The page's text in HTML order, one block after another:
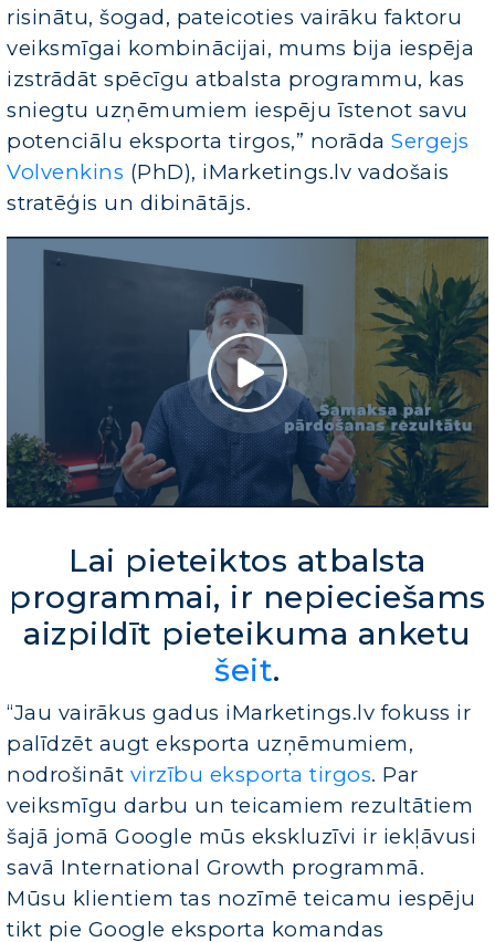
risinātu, šogad, pateicoties vairāku faktoru
veiksmīgai kombinācijai, mums bija iespēja
izstrādāt spēcīgu atbalsta programmu, kas
sniegtu uzņēmumiem iespēju īstenot savu
potenciālu eksporta tirgos,” norādaSergejs
Volvenkins (PhD), iMarketings.lv vadošais
stratēģis un dibinātājs.
Lai pieteiktos atbalsta
programmai, ir nepieciešams
aizpildīt pieteikuma anketu
šeit.
“Jau vairākus gadus iMarketings.lv fokuss ir
palīdzēt augt eksporta uzņēmumiem,
nodrošināt virzību eksporta tirgos. Par
veiksmīgu darbu un teicamiem rezultātiem
šajā jomā Google mūs ekskluzīvi ir iekļāvusi
savā International Growth programmā.
Mūsu klientiem tas nozīmē teicamu iespēju
tikt pie Google eksporta komandas